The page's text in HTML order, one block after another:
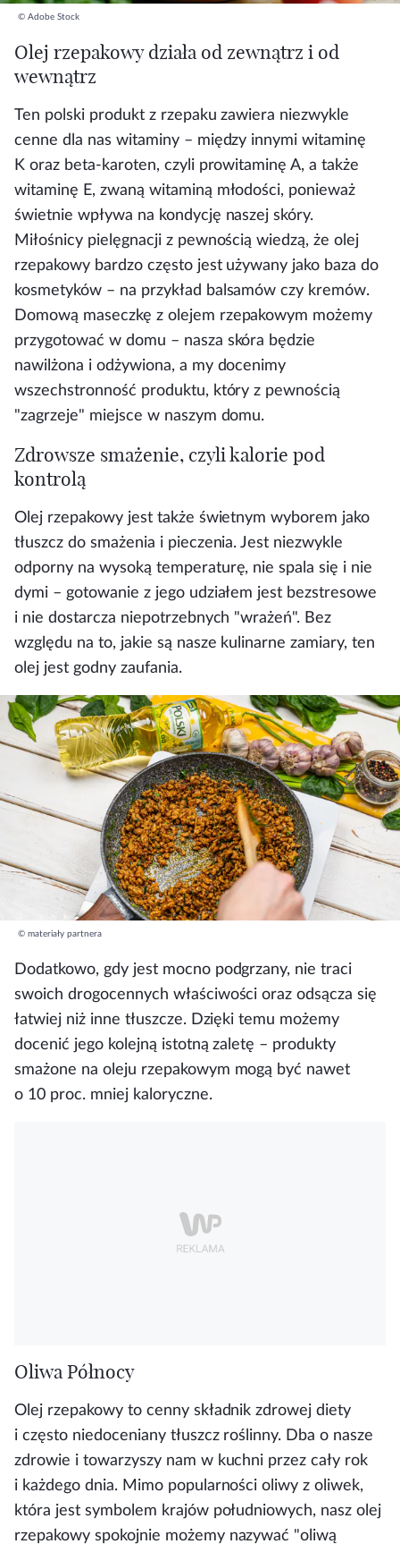
© Adobe Stock
Olej rzepakowy działa od zewnątrz i od
wewnątrz
Ten polski produkt z rzepaku zawiera niezwykle
cenne dla nas witaminy – między innymi witaminę
K oraz beta-karoten, czyli prowitaminę A, a także
witaminę E, zwaną witaminą młodości, ponieważ
świetnie wpływa na kondycję naszej skóry.
Miłośnicy pielęgnacji z pewnością wiedzą, że olej
rzepakowy bardzo często jest używany jako baza do
kosmetyków – na przykład balsamów czy kremów.
Domową maseczkę z olejem rzepakowym możemy
przygotować w domu – nasza skóra będzie
nawilżona i odżywiona, a my docenimy
wszechstronność produktu, który z pewnością
"zagrzeje" miejsce w naszym domu.
Zdrowsze smażenie, czyli kalorie pod
kontrolą
Olej rzepakowy jest także świetnym wyborem jako
tłuszcz do smażenia i pieczenia. Jest niezwykle
odporny na wysoką temperaturę, nie spala się i nie
dymi – gotowanie z jego udziałem jest bezstresowe
i nie dostarcza niepotrzebnych "wrażeń". Bez
względu na to, jakie są nasze kulinarne zamiary, ten
olej jest godny zaufania.
© materiały partnera
Dodatkowo, gdy jest mocno podgrzany, nie traci
swoich drogocennych właściwości oraz odsącza się
łatwiej niż inne tłuszcze. Dzięki temu możemy
docenić jego kolejną istotną zaletę – produkty
smażone na oleju rzepakowym mogą być nawet
o 10 proc. mniej kaloryczne.
Oliwa Północy
Olej rzepakowy to cenny składnik zdrowej diety
i często niedoceniany tłuszcz roślinny. Dba o nasze
zdrowie i towarzyszy nam w kuchni przez cały rok
i każdego dnia. Mimo popularności oliwy z oliwek,
która jest symbolem krajów południowych, nasz olej
rzepakowy spokojnie możemy nazywać "oliwą